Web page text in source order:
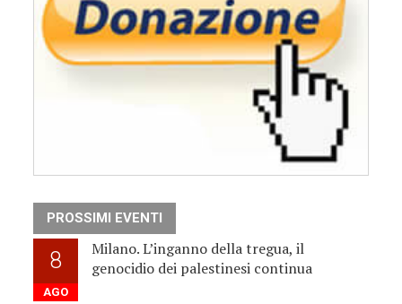
PROSSIMI EVENTI
8
AGO
Milano. L’inganno della tregua, il
genocidio dei palestinesi continua